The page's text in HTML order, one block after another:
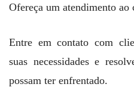
Ofereça um atendimento
Entre em contato com
suas necessidades e
possam ter enfrentado.